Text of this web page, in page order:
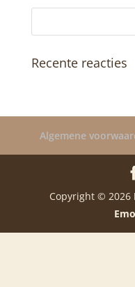
Recente reacties
Algemene
Copyright © 2026